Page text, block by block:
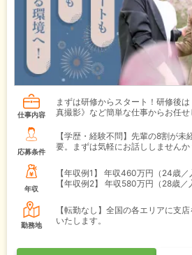
仕事内容
まずは研修からスタート！研修後
真撮影》など簡単な仕事からお任せ
応募条件
【学歴・経験不問】先輩の8割が未
要。まずは気軽にお話ししませんか
年収
【年収例1】
年収460万円（24歳／
【年収例2】
年収580万円（28歳／
勤務地
【転勤なし】全国の各エリアに支
いたします。